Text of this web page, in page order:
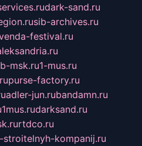
dark-sand.ru
sib-archives.ru
festival.ru
msk.ru1-mus.ru
purse-factory.ru
adler-jun.rubandamn.ru
1mus.rudarksand.ru
rtdco.ru
kompanij.ru